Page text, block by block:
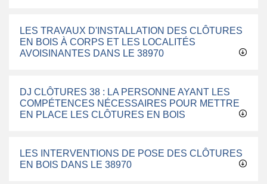
LES TRAVAUX D'INSTALLATION DES CLÔTURES
EN BOIS À CORPS ET LES LOCALITÉS
AVOISINANTES DANS LE 38970
DJ CLÔTURES 38 : LA PERSONNE AYANT LES
COMPÉTENCES NÉCESSAIRES POUR METTRE
EN PLACE LES CLÔTURES EN BOIS
LES INTERVENTIONS DE POSE DES CLÔTURES
EN BOIS DANS LE 38970